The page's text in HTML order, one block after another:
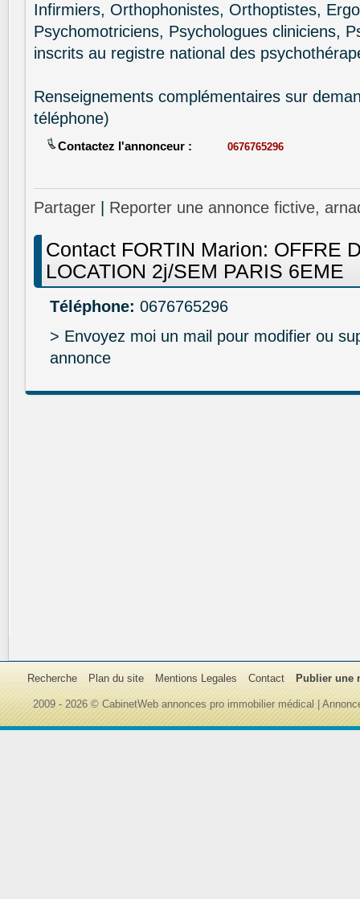
Infirmiers, Orthophonistes, Orthoptistes,
Psychomotriciens, Psychologues cliniciens,
inscrits au registre national des
Renseignements complémentaires sur
téléphone)
Contactez l'annonceur : 0676765296
Partager Reporter une annonce fictive,
Contact FORTIN Marion: OFFRE
LOCATION 2j/SEM PARIS 6EME
Téléphone: 0676765296
> Envoyez moi un mail pour modifier ou
annonce
Recherche Plan du site Mentions Legales Contact Publier une
2009 - 2026 © CabinetWeb annonces pro immobilier médical |